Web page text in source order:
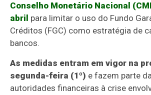
Conselho Monetário Nacional
abril para limitar o uso do Fundo
Créditos (FGC) como estratégia de
bancos.
As medidas entram em vigor na
segunda-feira (1º) e fazem parte
autoridades financeiras à crise